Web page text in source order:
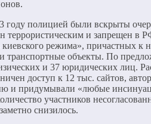
году полицией были вскрыты
террористическим и запрещен в
режима», причастных к
транспортные объекты. По
и 37 юридических лиц.
доступ к 12 тыс. сайтов,
и придумывали «любые
участников
снизилось.